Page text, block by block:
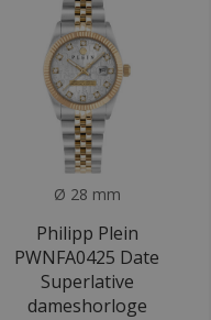
Ø 28 mm
Philipp Plein
PWNFA0425 Date
Superlative
dameshorloge